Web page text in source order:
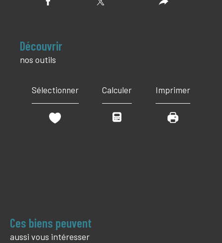
découvrir
nos outils
Sélectionner Calculer Imprimer
Ces biens peuvent
aussi vous intéresser